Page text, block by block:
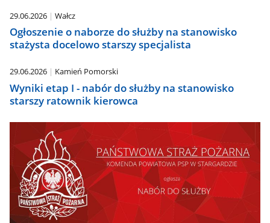
29.06.2026 Wałcz
Ogłoszenie o naborze do służby na stanowisko
stażysta docelowo starszy specjalista
29.06.2026 Kamień Pomorski
Wyniki etap I - nabór do służby na stanowisko
starszy ratownik kierowca